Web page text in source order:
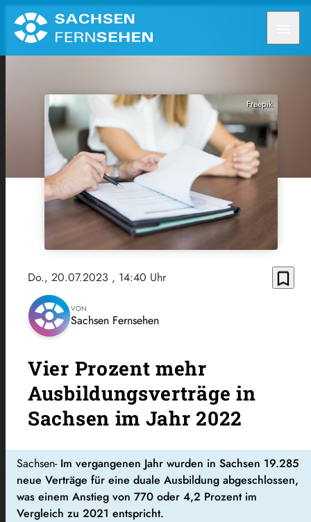
Freepik
Do., 20.07.2023 , 14:40 Uhr bookmark_border
VON
Sachsen Fernsehen
Vier Prozent mehr
Ausbildungsverträge in
Sachsen im Jahr 2022
Sachsen-Im vergangenen Jahr wurden in Sachsen 19.285
neue Verträge für eine duale Ausbildung abgeschlossen,
was einem Anstieg von 770 oder 4,2 Prozent im
Vergleich zu 2021 entspricht.